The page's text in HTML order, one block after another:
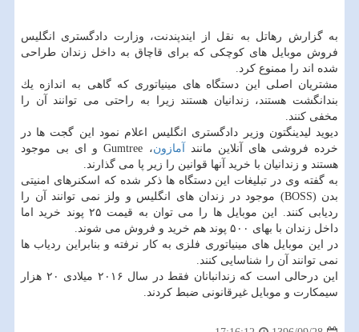
به گزارش رهاتل به نقل از ایندپندنت، وزارت دادگستری انگلیس
فروش موبایل های كوچكی كه برای قاچاق به داخل زندان طراحی
شده اند را ممنوع كرد.
مشتریان اصلی این دستگاه های مینیاتوری كه گاهی به اندازه یك
بندانگشت هستند، زندانیان هستند زیرا به راحتی می توانند آن را
مخفی كنند.
دیوید لیدینگتون وزیر دادگستری انگلیس اعلام نمود این گجت ها در
خرده فروشی های آنلاین مانند آمازون
، Gumtree و ای بی موجود
هستند و زندانیان با خرید آنها قوانین را زیر پا می گذارند.
به گفته وی در تبلیغات این دستگاه ها ذكر شده كه اسكنرهای امنیتی
بدن (BOSS) موجود در زندان های انگلیس و ولز نمی توانند آن را
ردیابی كنند. این موبایل ها را می توان به قیمت ۲۵ پوند خرید اما
داخل زندان با بهای ۵۰۰ پوند هم خرید و فروش می شوند.
در این موبایل های مینیاتوری فلزی به كار نرفته و بنابراین ردیاب ها
نمی توانند آن را شناسایی كنند.
این درحالی است كه زندانبانان فقط در سال ۲۰۱۶ میلادی ۲۰ هزار
سیمكارت و موبایل غیرقانونی ضبط كردند.